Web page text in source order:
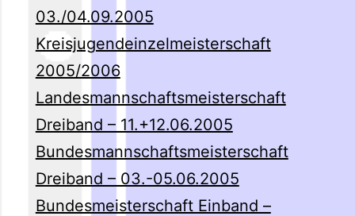
03./04.09.2005
Kreisjugendeinzelmeisterschaft
2005/2006
Landesmannschaftsmeisterschaft
Dreiband – 11.+12.06.2005
Bundesmannschaftsmeisterschaft
Dreiband – 03.-05.06.2005
Bundesmeisterschaft Einband –